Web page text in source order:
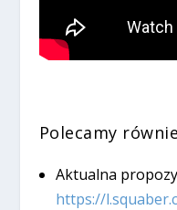
Polecamy
Aktualna
https://